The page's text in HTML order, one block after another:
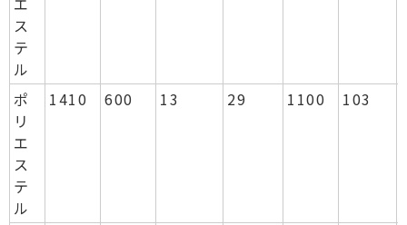
ス
テ
ル
ポ
リ
エ
ス
テ
ル
1410 600 13 29 1100 103